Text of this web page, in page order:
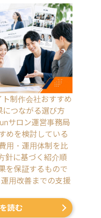
制作会社おすすめ
つながる選び方
サロン運営事務局
めを検討している
用・運用体制を比
針に基づく紹介順
を保証するもので
用改善までの支援
読む